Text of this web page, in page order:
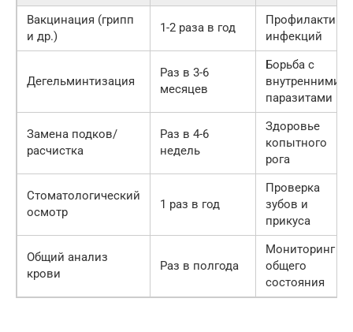
Вакцинация (грипп
и др.)
1-2 раза в год
Профилактика
инфекций
Дегельминтизация
Раз в 3-6
месяцев
Борьба с
внутренними
паразитами
Замена подков/
расчистка
Раз в 4-6
недель
Здоровье
копытного
рога
Стоматологический
осмотр
1 раз в год
Проверка
зубов и
прикуса
Общий анализ
крови
Раз в полгода
Мониторинг
общего
состояния